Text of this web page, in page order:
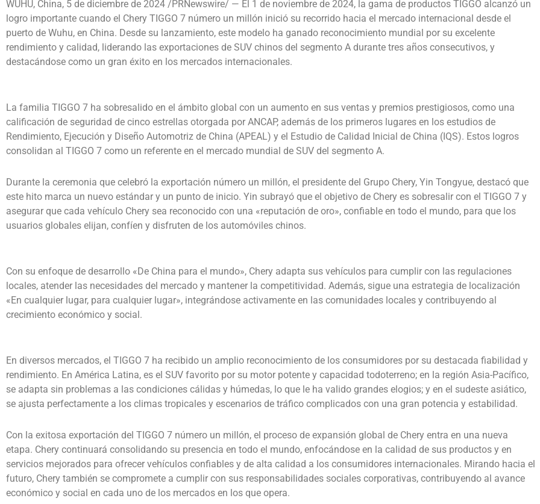
WUHU, China, 5 de diciembre de 2024 /PRNewswire/ — El 1 de noviembre de 2024, la gama de productos TIGGO alcanzó un
logro importante cuando el Chery TIGGO 7 número un millón inició su recorrido hacia el mercado internacional desde el
puerto de Wuhu, en China. Desde su lanzamiento, este modelo ha ganado reconocimiento mundial por su excelente
rendimiento y calidad, liderando las exportaciones de SUV chinos del segmento A durante tres años consecutivos, y
destacándose como un gran éxito en los mercados internacionales.
La familia TIGGO 7 ha sobresalido en el ámbito global con un aumento en sus ventas y premios prestigiosos, como una
calificación de seguridad de cinco estrellas otorgada por ANCAP, además de los primeros lugares en los estudios de
Rendimiento, Ejecución y Diseño Automotriz de China (APEAL) y el Estudio de Calidad Inicial de China (IQS). Estos logros
consolidan al TIGGO 7 como un referente en el mercado mundial de SUV del segmento A.
Durante la ceremonia que celebró la exportación número un millón, el presidente del Grupo Chery, Yin Tongyue, destacó que
este hito marca un nuevo estándar y un punto de inicio. Yin subrayó que el objetivo de Chery es sobresalir con el TIGGO 7 y
asegurar que cada vehículo Chery sea reconocido con una «reputación de oro», confiable en todo el mundo, para que los
usuarios globales elijan, confíen y disfruten de los automóviles chinos.
Con su enfoque de desarrollo «De China para el mundo», Chery adapta sus vehículos para cumplir con las regulaciones
locales, atender las necesidades del mercado y mantener la competitividad. Además, sigue una estrategia de localización
«En cualquier lugar, para cualquier lugar», integrándose activamente en las comunidades locales y contribuyendo al
crecimiento económico y social.
En diversos mercados, el TIGGO 7 ha recibido un amplio reconocimiento de los consumidores por su destacada fiabilidad y
rendimiento. En América Latina, es el SUV favorito por su motor potente y capacidad todoterreno; en la región Asia-Pacífico,
se adapta sin problemas a las condiciones cálidas y húmedas, lo que le ha valido grandes elogios; y en el sudeste asiático,
se ajusta perfectamente a los climas tropicales y escenarios de tráfico complicados con una gran potencia y estabilidad.
Con la exitosa exportación del TIGGO 7 número un millón, el proceso de expansión global de Chery entra en una nueva
etapa. Chery continuará consolidando su presencia en todo el mundo, enfocándose en la calidad de sus productos y en
servicios mejorados para ofrecer vehículos confiables y de alta calidad a los consumidores internacionales. Mirando hacia el
futuro, Chery también se compromete a cumplir con sus responsabilidades sociales corporativas, contribuyendo al avance
económico y social en cada uno de los mercados en los que opera.